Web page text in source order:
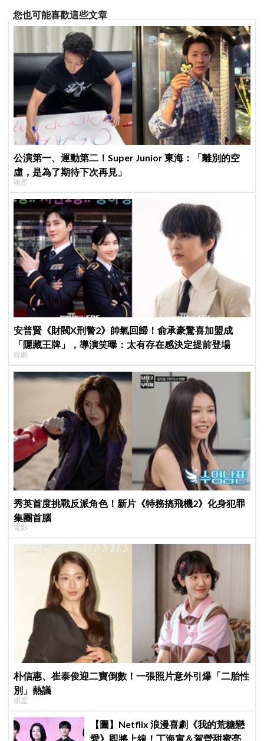
您也可能喜歡這些文章
公演第一、運動第二！Super Junior 東海：「離別的空
虛，是為了期待下次再見」
明星
安普賢《財閥X刑警2》帥氣回歸！俞承豪驚喜加盟成
「隱藏王牌」，導演笑曝：太有存在感決定提前登場
韓劇
秀英首度挑戰反派角色！新片《特務搞飛機2》化身犯罪
集團首腦
電影
朴信惠、崔泰俊迎二寶倒數！一張照片意外引爆「二胎性
別」熱議
明星
【圖】Netflix 浪漫喜劇《我的荒糖戀
愛》即將上線！丁海寅＆賀營甜蜜亮